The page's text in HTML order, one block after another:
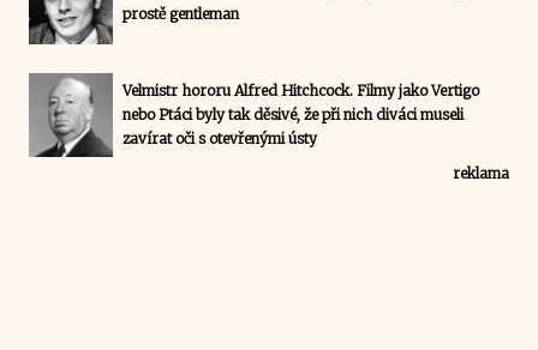
prostě gentleman
Velmistr hororu Alfred Hitchcock. Filmy jako Vertigo
nebo Ptáci byly tak děsivé, že při nich diváci museli
zavírat oči s otevřenými ústy
reklama